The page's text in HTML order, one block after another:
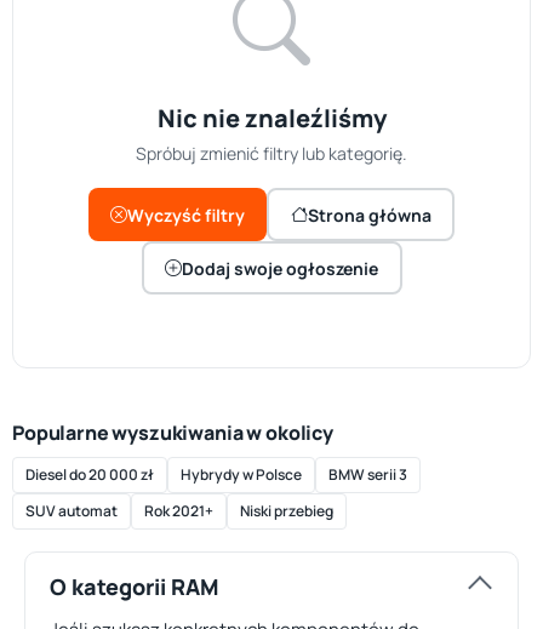
Nic nie znaleźliśmy
Spróbuj zmienić filtry lub kategorię.
Wyczyść filtry Strona główna
Dodaj swoje ogłoszenie
Popularne wyszukiwania w okolicy
Diesel do 20 000 zł Hybrydy w Polsce
BMW serii 3
SUV automat
Rok 2021+ Niski przebieg
O kategorii RAM